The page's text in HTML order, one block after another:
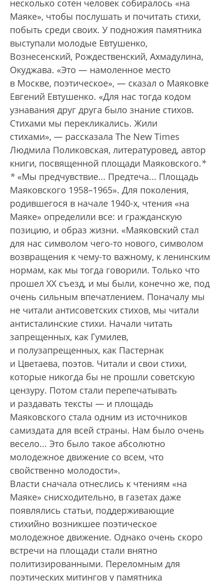
несколько сотен человек собиралось «на
Маяке», чтобы послушать и почитать стихи,
побыть среди своих. У подножия памятника
выступали молодые Евтушенко,
Вознесенский, Рождественский, Ахмадулина,
Окуджава. «Это — намоленное место
в Москве, поэтическое», — сказал о Маяковке
Евгений Евтушенко. «Для нас тогда кодом
узнавания друг друга было знание стихов.
Стихами мы перекликались. Жили
стихами», — рассказала The New Times
Людмила Поликовская, литературовед, автор
книги, посвященной площади Маяковского.*
* «Мы предчувствие... Предтеча... Площадь
Маяковского 1958–1965». Для поколения,
родившегося в начале 1940-х, чтения «на
Маяке» определили все: и гражданскую
позицию, и образ жизни. «Маяковский стал
для нас символом чего-то нового, символом
возвращения к чему-то важному, к ленинским
нормам, как мы тогда говорили. Только что
прошел ХХ съезд, и мы были, конечно же, под
очень сильным впечатлением. Поначалу мы
не читали антисоветских стихов, мы читали
антисталинские стихи. Начали читать
запрещенных, как Гумилев,
и полузапрещенных, как Пастернак
и Цветаева, поэтов. Читали и свои стихи,
которые никогда бы не прошли советскую
цензуру. Потом стали перепечатывать
и раздавать тексты — и площадь
Маяковского стала одним из источников
самиздата для всей страны. Нам было очень
весело... Это было такое абсолютно
молодежное движение со всем, что
свойственно молодости».
Власти сначала отнеслись к чтениям «на
Маяке» снисходительно, в газетах даже
появлялись статьи, поддерживающие
стихийно возникшее поэтическое
молодежное движение. Однако очень скоро
встречи на площади стали внятно
политизированными. Переломным для
поэтических митингов у памятника